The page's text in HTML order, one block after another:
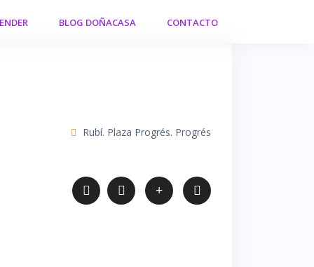
BLOG DOÑACASA CONTACTO
Rubí. Plaza Progrés. Progrés